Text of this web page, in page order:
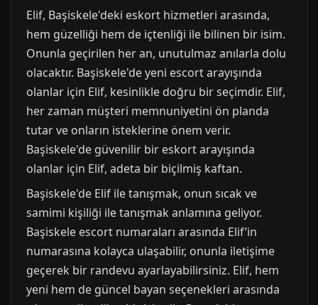
Elif, Başiskele'deki eskort hizmetleri arasında,
hem güzelliği hem de içtenliği ile bilinen bir isim.
Onunla geçirilen her an, unutulmaz anılarla dolu
olacaktır. Başiskele'de yeni escort arayışında
olanlar için Elif, kesinlikle doğru bir seçimdir. Elif,
her zaman müşteri memnuniyetini ön planda
tutar ve onların isteklerine önem verir.
Başiskele'de güvenilir bir eskort arayışında
olanlar için Elif, adeta bir biçilmiş kaftan.
Başiskele'de Elif ile tanışmak, onun sıcak ve
samimi kişiliği ile tanışmak anlamına geliyor.
Başiskele escort numaraları arasında Elif’in
numarasına kolayca ulaşabilir, onunla iletişime
geçerek bir randevu ayarlayabilirsiniz. Elif, hem
yeni hem de güncel bayan seçenekleri arasında